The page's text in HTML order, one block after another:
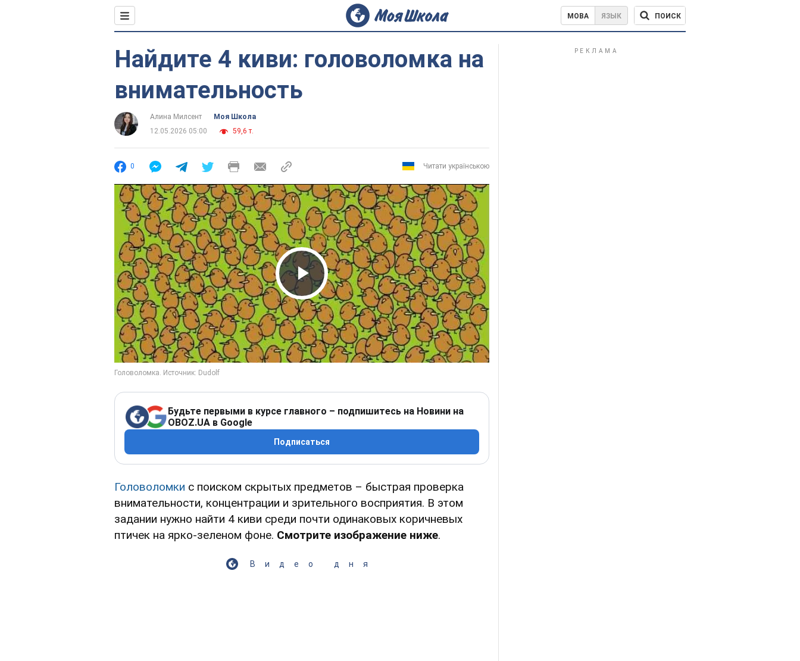
МОВА ЯЗЫК ПОИСК
Найдите 4 киви: головоломка на
внимательность
Алина Милсент
Моя Школа
12.05.2026 05:00
59,6 т.
0 Читати українською
Play Video
Будьте первыми в курсе главного – подпишитесь на Новини на
OBOZ.UA в Google
Подписаться
Головоломки с поиском скрытых предметов – быстрая проверка
внимательности, концентрации и зрительного восприятия. В этом
задании нужно найти 4 киви среди почти одинаковых коричневых
птичек на ярко-зеленом фоне. Смотрите изображение ниже.
Видео дня